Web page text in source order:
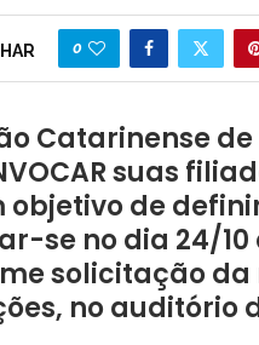
0
Catarinense de
suas
objetivo de
se no dia 24/10
solicitação da
no auditório